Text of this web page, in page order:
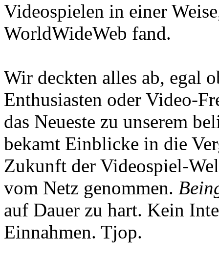
Videospielen in einer
WorldWideWeb fand.
Wir deckten alles ab, egal
Enthusiasten oder Video-
das Neueste zu unserem
bekamt Einblicke in die
Zukunft der Videospiel-
vom Netz genommen.
auf Dauer zu hart. Kein
Einnahmen. Tjop.